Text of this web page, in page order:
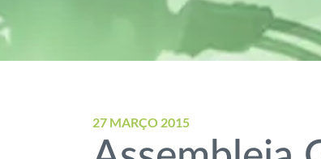
27 MARÇO 2015